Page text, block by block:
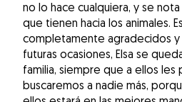
no lo hace cualquiera, y se
que tienen hacia los animales.
completamente agradecidos
futuras ocasiones, Elsa se
familia, siempre que a ellos les
buscaremos a nadie más,